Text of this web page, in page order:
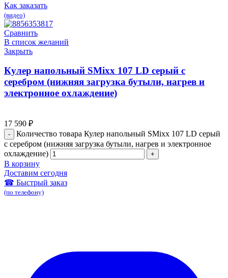
Как заказать
(видео)
Сравнить
В список желаний
Закрыть
Кулер напольный SMixx 107 LD серый с
серебром (нижняя загрузка бутыли, нагрев и
электронное охлаждение)
17 590 ₽
Количество товара Кулер напольный SMixx 107 LD серый
с серебром (нижняя загрузка бутыли, нагрев и электронное
охлаждение)
В корзину
Доставим сегодня
☎ Быстрый заказ
(по телефону)